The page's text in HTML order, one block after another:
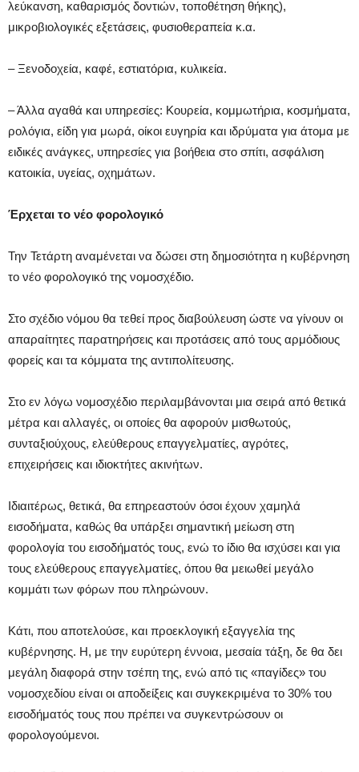
λεύκανση, καθαρισμός δοντιών, τοποθέτηση θήκης),
μικροβιολογικές εξετάσεις, φυσιοθεραπεία κ.α.
– Ξενοδοχεία, καφέ, εστιατόρια, κυλικεία.
– Άλλα αγαθά και υπηρεσίες: Κουρεία, κομμωτήρια, κοσμήματα,
ρολόγια, είδη για μωρά, οίκοι ευγηρία και ιδρύματα για άτομα με
ειδικές ανάγκες, υπηρεσίες για βοήθεια στο σπίτι, ασφάλιση
κατοικία, υγείας, οχημάτων.
Έρχεται το νέο φορολογικό
Την Τετάρτη αναμένεται να δώσει στη δημοσιότητα η κυβέρνηση
το νέο φορολογικό της νομοσχέδιο.
Στο σχέδιο νόμου θα τεθεί προς διαβούλευση ώστε να γίνουν οι
απαραίτητες παρατηρήσεις και προτάσεις από τους αρμόδιους
φορείς και τα κόμματα της αντιπολίτευσης.
Στο εν λόγω νομοσχέδιο περιλαμβάνονται μια σειρά από θετικά
μέτρα και αλλαγές, οι οποίες θα αφορούν μισθωτούς,
συνταξιούχους, ελεύθερους επαγγελματίες, αγρότες,
επιχειρήσεις και ιδιοκτήτες ακινήτων.
Ιδιαιτέρως, θετικά, θα επηρεαστούν όσοι έχουν χαμηλά
εισοδήματα, καθώς θα υπάρξει σημαντική μείωση στη
φορολογία του εισοδήματός τους, ενώ το ίδιο θα ισχύσει και για
τους ελεύθερους επαγγελματίες, όπου θα μειωθεί μεγάλο
κομμάτι των φόρων που πληρώνουν.
Κάτι, που αποτελούσε, και προεκλογική εξαγγελία της
κυβέρνησης. Η, με την ευρύτερη έννοια, μεσαία τάξη, δε θα δει
μεγάλη διαφορά στην τσέπη της, ενώ από τις «παγίδες» του
νομοσχεδίου είναι οι αποδείξεις και συγκεκριμένα το 30% του
εισοδήματός τους που πρέπει να συγκεντρώσουν οι
φορολογούμενοι.